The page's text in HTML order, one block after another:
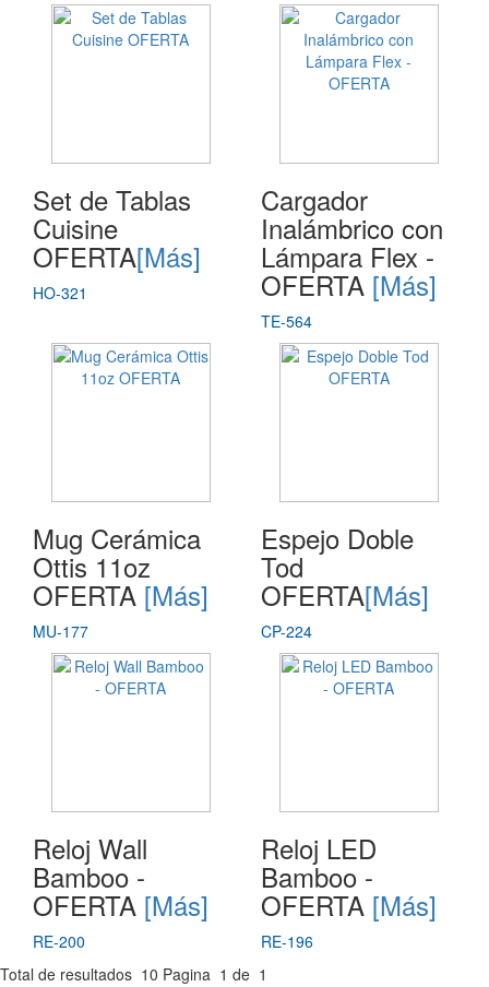
Set de Tablas
Cuisine
OFERTA[Más]
HO-321
Cargador
Inalámbrico con
Lámpara Flex -
OFERTA [Más]
TE-564
Mug Cerámica
Ottis 11oz
OFERTA [Más]
MU-177
Espejo Doble
Tod
OFERTA[Más]
CP-224
Reloj Wall
Bamboo -
OFERTA [Más]
RE-200
Reloj LED
Bamboo -
OFERTA [Más]
RE-196
Total de resultados 10 Pagina 1 de 1